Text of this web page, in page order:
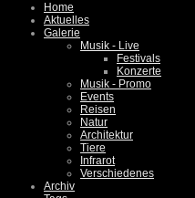
Home
Aktuelles
Galerie
Musik - Live
Festivals
Konzerte
Musik - Promo
Events
Reisen
Natur
Architektur
Tiere
Infrarot
Verschiedenes
Archiv